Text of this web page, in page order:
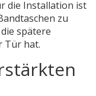
die Installation ist
zu
spätere
Tür hat.